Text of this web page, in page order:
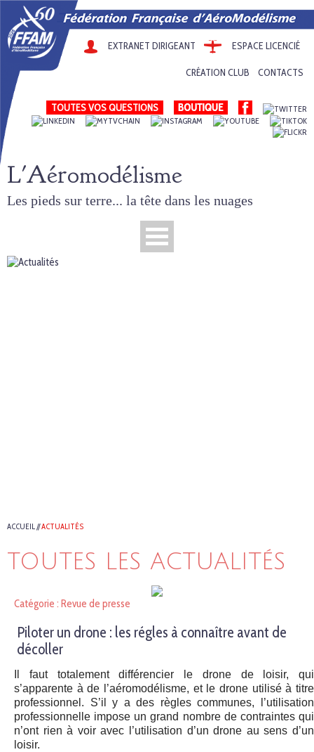
EXTRANET DIRIGEANT ESPACE LICENCIÉ
CRÉATION CLUB CONTACTS
TOUTES VOS QUESTIONS
L'Aéromodélisme
Les pieds sur terre... la tête dans les nuages
ACCUEIL//ACTUALITÉS
TOUTES LES ACTUALITÉS
Catégorie : Revue de presse
Piloter un drone : les régles à connaître avant de
décoller
Il faut totalement différencier le drone de loisir, qui
s’apparente à de l’aéromodélisme, et le drone utilisé à titre
professionnel. S’il y a des règles communes, l’utilisation
professionnelle impose un grand nombre de contraintes qui
n’ont rien à voir avec l’utilisation d’un drone au sens d’un
loisir.